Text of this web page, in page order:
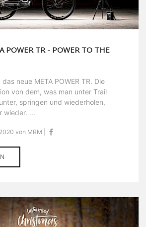
POWER TR - POWER TO THE
neue META POWER TR. Die
von dem, was man unter Trail
springen und wiederholen,
wieder. ...
von MRM |